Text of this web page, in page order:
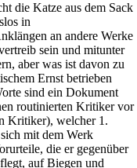
die Katze aus dem Sack
in
an andere Werke
sein und mitunter
aber was ist davon zu
Ernst betrieben
sind ein Dokument
routinierten Kritiker vor
Kritiker), welcher 1.
mit dem Werk
die er gegenüber
auf Biegen und